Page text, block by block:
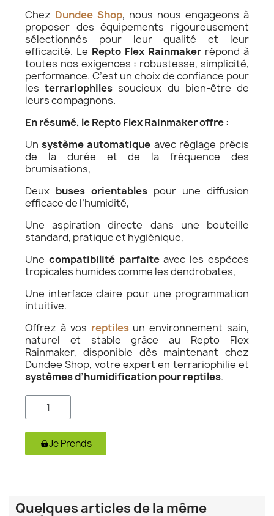
Chez Dundee Shop, nous nous engageons à
proposer des équipements rigoureusement
sélectionnés pour leur qualité et leur
efficacité. Le Repto Flex Rainmaker répond à
toutes nos exigences : robustesse, simplicité,
performance. C’est un choix de confiance pour
lesterrariophiles soucieux du bien-être de
leurs compagnons.
En résumé, le Repto Flex Rainmaker offre :
Unsystème automatique avec réglage précis
de la durée et de la fréquence des
brumisations,
Deux buses orientables pour une diffusion
efficace de l’humidité,
Une aspiration directe dans une bouteille
standard, pratique et hygiénique,
Une compatibilité parfaiteavec les espèces
tropicales humides comme les dendrobates,
Une interface claire pour une programmation
intuitive.
Offrez à vos reptilesun environnement sain,
naturel et stable grâce au Repto Flex
Rainmaker, disponible dès maintenant chez
Dundee Shop, votre expert en terrariophilie et
systèmes d’humidification pour reptiles.
Je Prends
Quelques articles de la même